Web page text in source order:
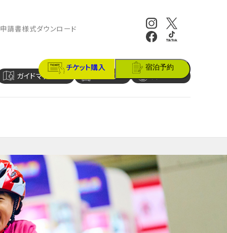
ガイドマップ アクセス
チケット購入 宿泊予約
申請書様式ダウンロード